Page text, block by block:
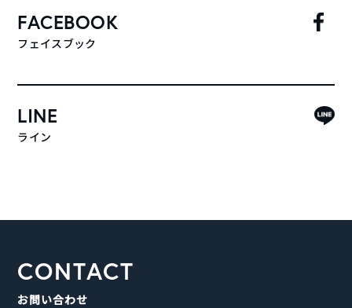
FACEBOOK
フェイスブック
LINE
ライン
CONTACT
お問い合わせ